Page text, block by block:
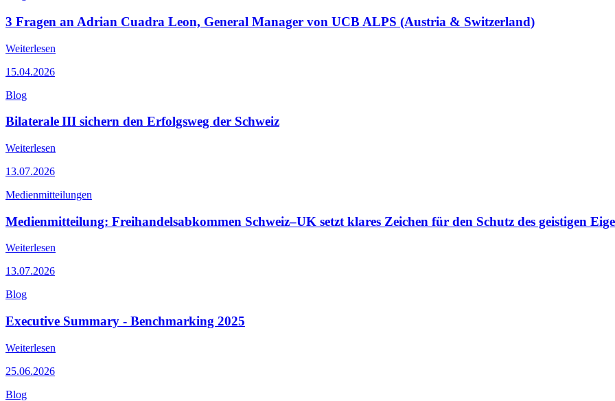
3 Fragen an Adrian Cuadra Leon, General Manager von UCB ALPS (Austria & Switzerland)
Weiterlesen
15.04.2026
Blog
Bilaterale III sichern den Erfolgsweg der Schweiz
Weiterlesen
13.07.2026
Medienmitteilungen
Medienmitteilung: Freihandelsabkommen Schweiz–UK setzt klares Zeichen für den Schutz des geistigen
Weiterlesen
13.07.2026
Blog
Executive Summary - Benchmarking 2025
Weiterlesen
25.06.2026
Blog